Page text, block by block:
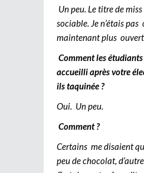
Un peu. Le titre de
sociable. Je n’étais pas
maintenant plus
Comment les
accueilli après votre
ils taquinée ?
Oui. Un peu.
Comment ?
Certains me disaient
peu de chocolat,